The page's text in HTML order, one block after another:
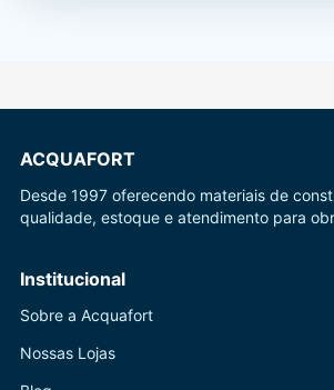
ACQUAFORT
Desde 1997 oferecendo materiais de
qualidade, estoque e atendimento para
Institucional
Sobre a Acquafort
Nossas Lojas